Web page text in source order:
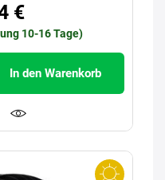
€
10-16 Tage)
In den Warenkorb